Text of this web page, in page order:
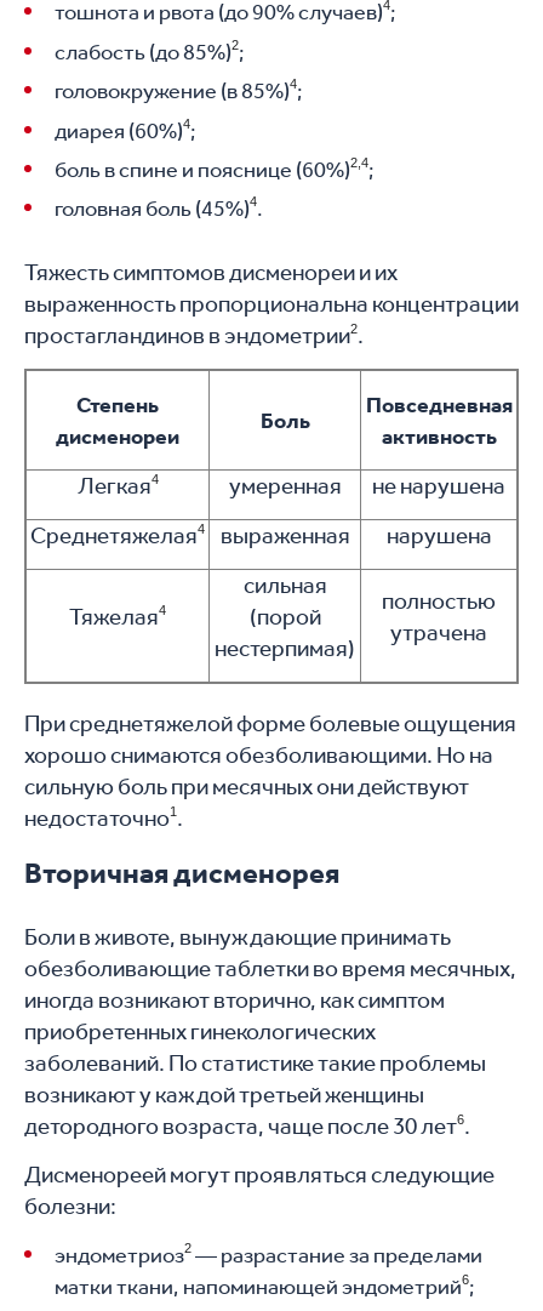
тошнота и рвота (до 90% случаев)4;
слабость (до 85%)2;
головокружение (в 85%)4;
диарея (60%)4;
боль в спине и пояснице (60%)2,4;
головная боль (45%)4.
Тяжесть симптомов дисменореи и их
выраженность пропорциональна концентрации
простагландинов в эндометрии2.
Степень
дисменореи
Боль
Повседневная
активность
Легкая4 умеренная
не нарушена
Среднетяжелая4 выраженная нарушена
Тяжелая4
сильная
(порой
нестерпимая)
полностью
утрачена
При среднетяжелой форме болевые ощущения
хорошо снимаются обезболивающими. Но на
сильную боль при месячных они действуют
недостаточно1 .
Вторичная дисменорея
Боли в животе, вынуждающие принимать
обезболивающие таблетки во время месячных,
иногда возникают вторично, как симптом
приобретенных гинекологических
заболеваний. По статистике такие проблемы
возникают у каждой третьей женщины
детородного возраста, чаще после 30 лет6.
Дисменореей могут проявляться следующие
болезни:
эндометриоз2 — разрастание за пределами
матки ткани, напоминающей эндометрий6;